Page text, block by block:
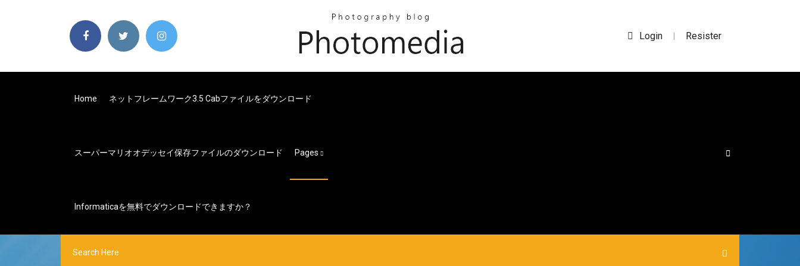
Login | Resister
Home ネットフレームワーク3.5 Cabファイルをダウンロード
スーパーマリオオデッセイ保存ファイルのダウンロード Pages
Informaticaを無料でダウンロードできますか？